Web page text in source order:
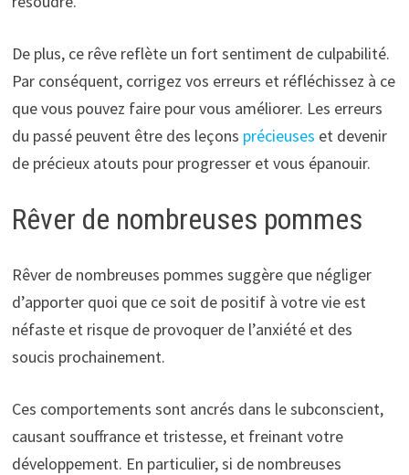
De plus, ce rêve reflète un fort sentiment de culpabilité.
Par conséquent, corrigez vos erreurs et réfléchissez à ce
que vous pouvez faire pour vous améliorer. Les erreurs
du passé peuvent être des leçons précieuses et devenir
de précieux atouts pour progresser et vous épanouir.
Rêver de nombreuses pommes
Rêver de nombreuses pommes suggère que négliger
d’apporter quoi que ce soit de positif à votre vie est
néfaste et risque de provoquer de l’anxiété et des
soucis prochainement.
Ces comportements sont ancrés dans le subconscient,
causant souffrance et tristesse, et freinant votre
développement. En particulier, si de nombreuses